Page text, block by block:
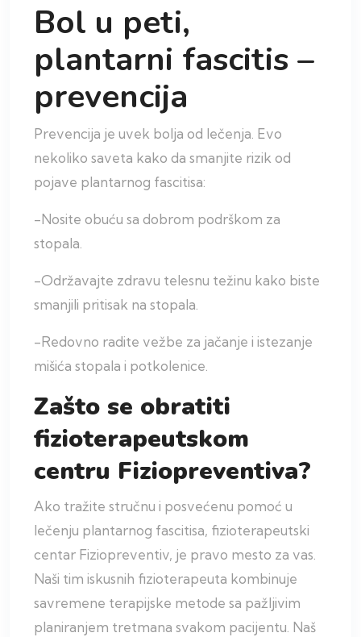
Bol u peti,
plantarni fascitis –
prevencija
Prevencija je uvek bolja od lečenja. Evo
nekoliko saveta kako da smanjite rizik od
pojave plantarnog fascitisa:
-Nosite obuću sa dobrom podrškom za
stopala.
-Održavajte zdravu telesnu težinu kako biste
smanjili pritisak na stopala.
-Redovno radite vežbe za jačanje i istezanje
mišića stopala i potkolenice.
Zašto se obratiti
fizioterapeutskom
centru Fiziopreventiva?
Ako tražite stručnu i posvećenu pomoć u
lečenju plantarnog fascitisa, fizioterapeutski
centar Fiziopreventiv, je pravo mesto za vas.
Naši tim iskusnih fizioterapeuta kombinuje
savremene terapijske metode sa pažljivim
planiranjem tretmana svakom pacijentu. Naš